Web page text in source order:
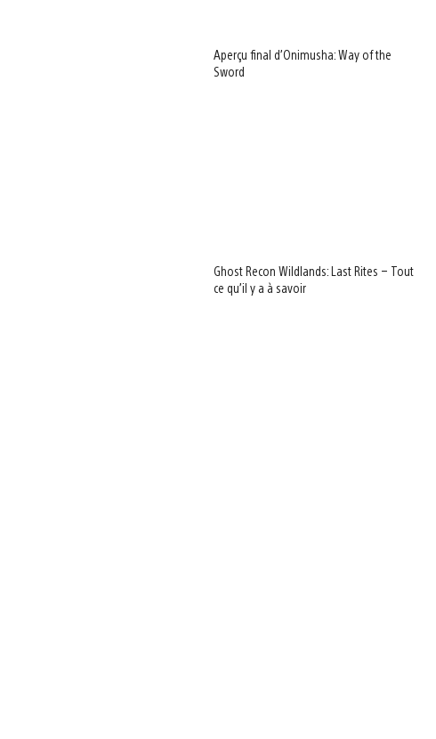
Aperçu final d’Onimusha: Way of the
Sword
Ghost Recon Wildlands: Last Rites – Tout
ce qu’il y a à savoir